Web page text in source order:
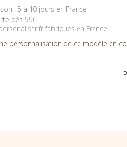
: 5 à 10 jours en France
dès 59€
fabriqués en France
personnalisation de ce modèle en